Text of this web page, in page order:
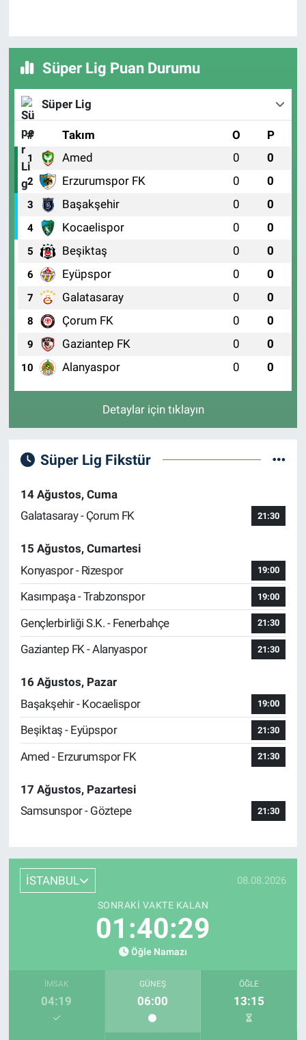
Süper Lig Puan Durumu
Süper Lig
# Takım O P
1 Amed 0 0
2 Erzurumspor FK 0 0
3 Başakşehir 0 0
4 Kocaelispor 0 0
5 Beşiktaş 0 0
6 Eyüpspor 0 0
7 Galatasaray 0 0
8 Çorum FK 0 0
9 Gaziantep FK 0 0
10 Alanyaspor 0 0
Detaylar için tıklayın
Süper Lig Fikstür
14 Ağustos, Cuma
Galatasaray - Çorum FK
21:30
15 Ağustos, Cumartesi
Konyaspor - Rizespor
19:00
Kasımpaşa - Trabzonspor 19:00
Gençlerbirliği S.K. - Fenerbahçe 21:30
Gaziantep FK - Alanyaspor 21:30
16 Ağustos, Pazar
Başakşehir - Kocaelispor
19:00
Beşiktaş - Eyüpspor 21:30
Amed - Erzurumspor FK 21:30
17 Ağustos, Pazartesi
Samsunspor - Göztepe
21:30
İSTANBUL 08.08.2026
SONRAKI VAKTE KALAN
01:40:29
Öğle Namazı
İMSAK
04:19
GÜNEŞ
06:00
ÖĞLE
13:15